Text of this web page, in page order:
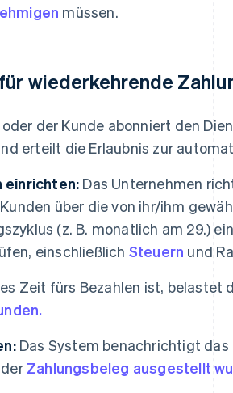
müssen.
wiederkehrende
der Kunde abonniert den
erteilt die Erlaubnis zur
einrichten: Das Unternehmen
über die von ihr/ihm
(z. B. monatlich am 29.)
einschließlich Steuern und
Zeit fürs Bezahlen ist, belastet
Das System benachrichtigt das
Zahlungsbeleg ausgestellt